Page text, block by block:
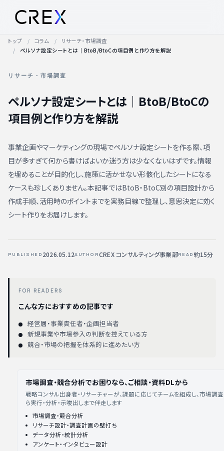
トップ コラム
リサーチ・市場調査
ペルソナ設定シートとは｜BtoB/BtoCの項目例と作り方を解説
リサーチ・市場調査
ペルソナ設定シートとは｜BtoB/BtoCの
項目例と作り方を解説
事業企画やマーケティングの現場でペルソナ設定シートを作る際、項
目が多すぎて何から書けばよいか迷う方は少なくないはずです。情報
を埋めることが目的化し、施策に活かせない形骸化したシートになる
ケースも珍しくありません。本記事ではBtoB・BtoC別の項目設計から
作成手順、活用時のポイントまでを実務目線で整理し、意思決定に効く
シート作りをお届けします。
PUBLISHED 2026.05.12AUTHORCREX コンサルティング事業部READ 約15分
FOR READERS
こんな方におすすめの記事です
経営層・事業責任者・企画担当者
新規事業や市場参入の判断を控えている方
競合・市場の把握を体系的に進めたい方
市場調査・競合分析でお困りなら、ご相談・資料DLから
戦略コンサル出身者・リサーチャーが、課題に応じてチームを組成し、市場調
ら実行・分析・示唆出しまで伴走します
市場調査・競合分析
リサーチ設計・調査計画の壁打ち
データ分析・統計分析
アンケート・インタビュー設計